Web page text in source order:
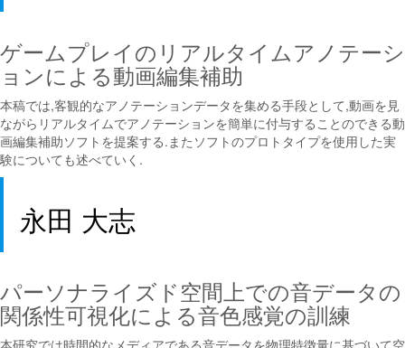
ゲームプレイのリアルタイムアノテーシ
ョンによる動画編集補助
本稿では,客観的なアノテーションデータを集める手段として,動画を見
ながらリアルタイムでアノテーションを簡単に付与することのできる動
画編集補助ソフトを提案する.またソフトのプロトタイプを使用した実
験についても述べていく.
永田 大志
パーソナライズド空間上での音データの
関係性可視化による音色感覚の訓練